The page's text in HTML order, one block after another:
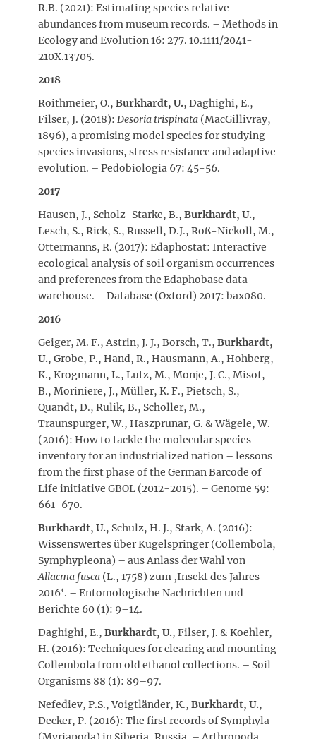
R.B. (2021): Estimating species relative
abundances from museum records. – Methods in
Ecology and Evolution 16: 277. 10.1111/2041-
210X.13705.
2018
Roithmeier, O., Burkhardt, U., Daghighi, E.,
Filser, J. (2018): Desoria trispinata (MacGillivray,
1896), a promising model species for studying
species invasions, stress resistance and adaptive
evolution. – Pedobiologia 67: 45-56.
2017
Hausen, J., Scholz-Starke, B., Burkhardt, U.,
Lesch, S., Rick, S., Russell, D.J., Roß-Nickoll, M.,
Ottermanns, R. (2017): Edaphostat: Interactive
ecological analysis of soil organism occurrences
and preferences from the Edaphobase data
warehouse. – Database (Oxford) 2017: bax080.
2016
Geiger, M. F., Astrin, J. J., Borsch, T., Burkhardt,
U., Grobe, P., Hand, R., Hausmann, A., Hohberg,
K., Krogmann, L., Lutz, M., Monje, J. C., Misof,
B., Moriniere, J., Müller, K. F., Pietsch, S.,
Quandt, D., Rulik, B., Scholler, M.,
Traunspurger, W., Haszprunar, G. & Wägele, W.
(2016): How to tackle the molecular species
inventory for an industrialized nation – lessons
from the first phase of the German Barcode of
Life initiative GBOL (2012-2015). – Genome 59:
661-670.
Burkhardt, U., Schulz, H. J., Stark, A. (2016):
Wissenswertes über Kugelspringer (Collembola,
Symphypleona) – aus Anlass der Wahl von
Allacma fusca (L., 1758) zum ‚Insekt des Jahres
2016‘. – Entomologische Nachrichten und
Berichte 60 (1): 9–14.
Daghighi, E., Burkhardt, U., Filser, J. & Koehler,
H. (2016): Techniques for clearing and mounting
Collembola from old ethanol collections. – Soil
Organisms 88 (1): 89–97.
Nefediev, P.S., Voigtländer, K., Burkhardt, U.,
Decker, P. (2016): The first records of Symphyla